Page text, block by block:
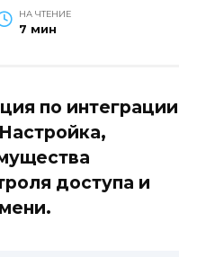
НА ЧТЕНИЕ
7 мин
по интеграции
доступа и